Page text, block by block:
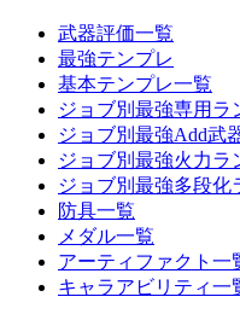
武器評価一覧
最強テンプレ
基本テンプレ一覧
ジョブ別最強専用ラ
ジョブ別最強Add武
ジョブ別最強火力ラ
ジョブ別最強多段化
防具一覧
メダル一覧
アーティファクト一
キャラアビリティ一